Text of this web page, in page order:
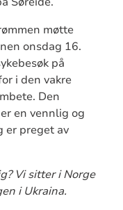
møtte
onsdag 16.
på
i den vakre
Den
en vennlig og
er preget av
Vi sitter i Norge
i Ukraina.